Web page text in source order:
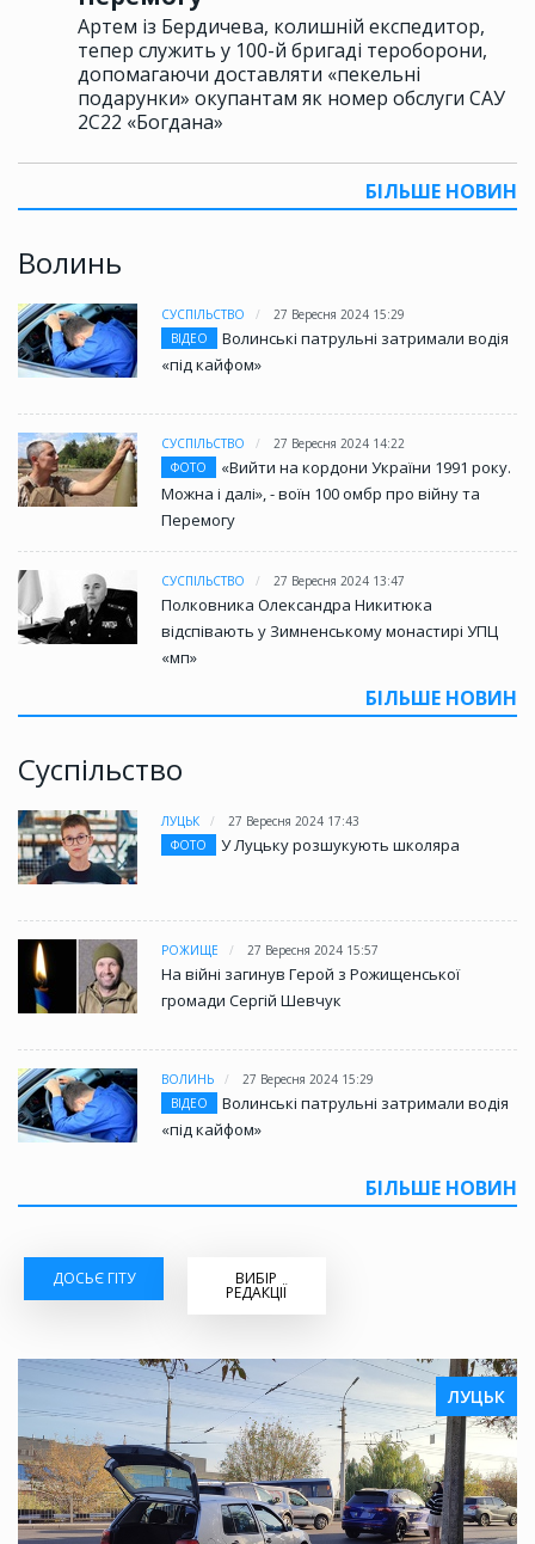
Артем із Бердичева, колишній експедитор,
тепер служить у 100-й бригаді тероборони,
допомагаючи доставляти «пекельні
подарунки» окупантам як номер обслуги САУ
2С22 «Богдана»
БІЛЬШЕ НОВИН
Волинь
СУСПІЛЬСТВО
27 Вересня 2024 15:29
ВІДЕО
Волинські патрульні затримали водія
«під кайфом»
СУСПІЛЬСТВО
27 Вересня 2024 14:22
ФОТО
«Вийти на кордони України 1991 року.
Можна і далі», - воїн 100 омбр про війну та
Перемогу
СУСПІЛЬСТВО 27 Вересня 2024 13:47
Полковника Олександра Никитюка
відспівають у Зимненському монастирі УПЦ
«мп»
БІЛЬШЕ НОВИН
Суспільство
ЛУЦЬК
27 Вересня 2024 17:43
ФОТО
У Луцьку розшукують школяра
РОЖИЩЕ 27 Вересня 2024 15:57
На війні загинув Герой з Рожищенської
громади Сергій Шевчук
ВОЛИНЬ
27 Вересня 2024 15:29
ВІДЕО
Волинські патрульні затримали водія
«під кайфом»
БІЛЬШЕ НОВИН
ДОСЬЄ ГІТУ ВИБІР
РЕДАКЦІЇ
ЛУЦЬК